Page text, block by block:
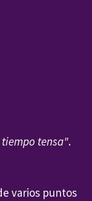
tensa".
varios puntos